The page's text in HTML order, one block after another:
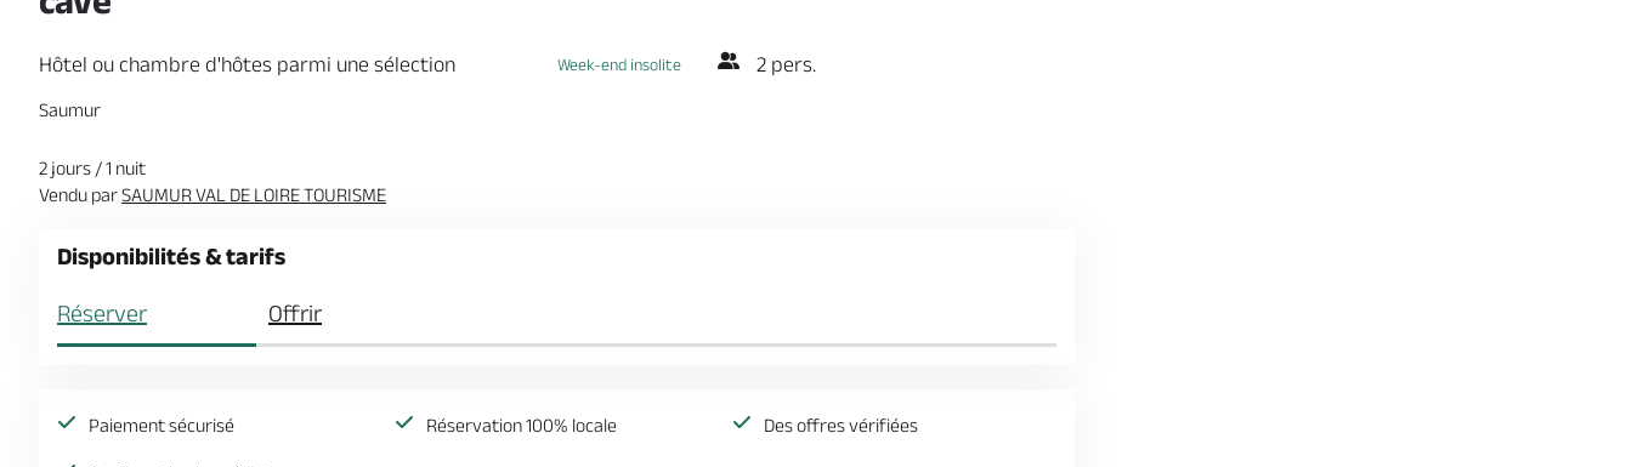
Hôtel ou chambre d'hôtes parmi une sélection Week-end insolite 2 pers.
Saumur
2 jours / 1 nuit
Vendu parSAUMUR VAL DE LOIRE TOURISME
Disponibilités & tarifs
Réserver Offrir
Paiement sécurisé Réservation 100% locale Des offres vérifiées